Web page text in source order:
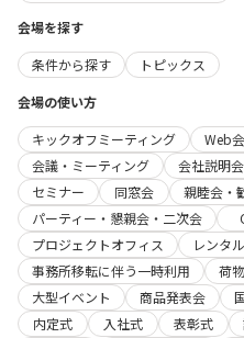
会場を探す
条件から探す
トピックス
会場の使い方
キックオフミーティング
Web
会議・ミーティング
会社説明会
セミナー
同窓会 親睦会・
パーティー・懇親会・二次会
プロジェクトオフィス
レンタ
事務所移転に伴う一時利用
荷
大型イベント
商品発表会
内定式
入社式 表彰式